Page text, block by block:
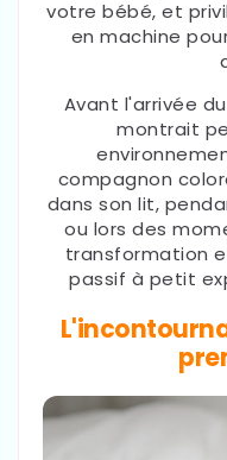
votre bébé, et
en machine
Avant l'arrivée
montrait
compagnon
dans son lit,
ou lors des
transformation
passif à petit